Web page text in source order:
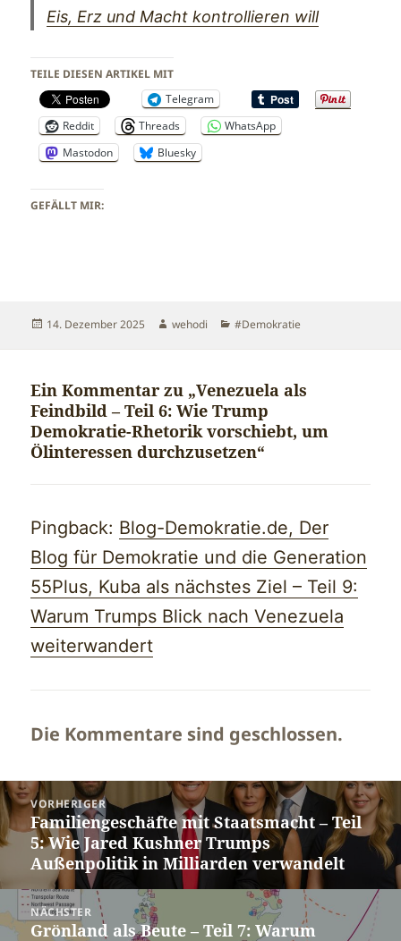
Eis, Erz und Macht kontrollieren will
TEILE DIESEN ARTIKEL MIT
Telegram
Reddit
Threads
WhatsApp
Mastodon
Bluesky
GEFÄLLT MIR:
Veröffentlicht
14. Dezember 2025 Autor
wehodi Kategorien
#Demokratie
Ein Kommentar zu „Venezuela als
Feindbild – Teil 6: Wie Trump
Demokratie-Rhetorik vorschiebt, um
Ölinteressen durchzusetzen“
Pingback: Blog-Demokratie.de, Der
Blog für Demokratie und die Generation
55Plus, Kuba als nächstes Ziel – Teil 9:
Warum Trumps Blick nach Venezuela
weiterwandert
Die Kommentare sind geschlossen.
Beitragsnavigation
VORHERIGER
Vorheriger
Beitrag:
Familiengeschäfte mit Staatsmacht – Teil
5: Wie Jared Kushner Trumps
Außenpolitik in Milliarden verwandelt
NÄCHSTER
Nächster
Grönland als Beute – Teil 7: Warum